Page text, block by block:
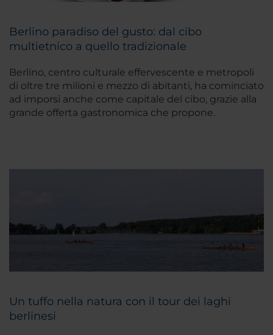
Berlino paradiso del gusto: dal cibo
multietnico a quello tradizionale
Berlino, centro culturale effervescente e metropoli
di oltre tre milioni e mezzo di abitanti, ha cominciato
ad imporsi anche come capitale del cibo, grazie alla
grande offerta gastronomica che propone.
Un tuffo nella natura con il tour dei laghi
berlinesi